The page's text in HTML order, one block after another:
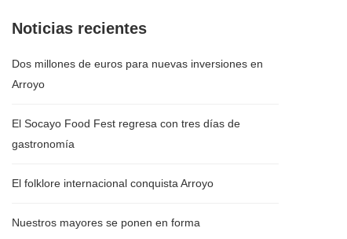
Noticias recientes
Dos millones de euros para nuevas inversiones en
Arroyo
El Socayo Food Fest regresa con tres días de
gastronomía
El folklore internacional conquista Arroyo
Nuestros mayores se ponen en forma